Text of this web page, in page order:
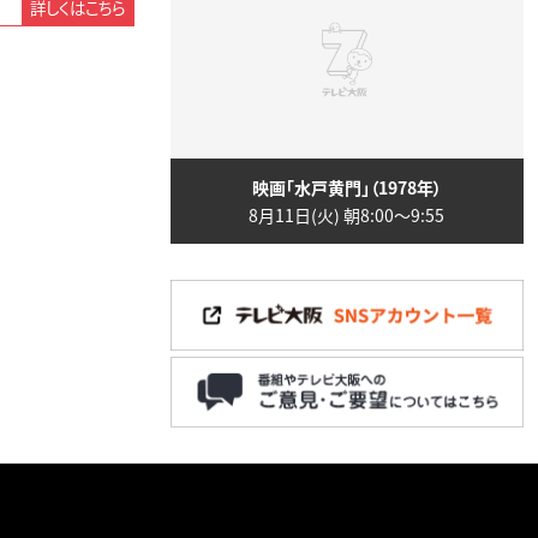
詳しくはこちら
映画「水戸黄門」（1978年）
8月11日(火) 朝8:00〜9:55